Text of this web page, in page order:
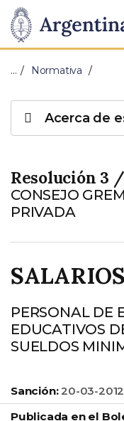
Presidencia
de
Nación
Pasar al contenido
… Normativa
Resolución 3 /
CONSEJO
PRIVADA
SALARIOS
PERSONAL DE
EDUCATIVOS
SUELDOS
Sanción: 20-03-2012
Publicada en el
Acerca de